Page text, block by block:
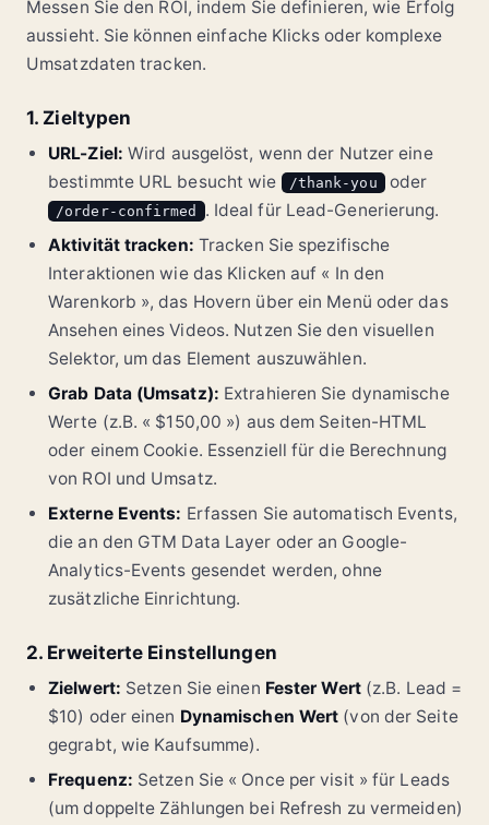
Messen Sie den ROI, indem Sie definieren, wie Erfolg
aussieht. Sie können einfache Klicks oder komplexe
Umsatzdaten tracken.
1. Zieltypen
URL-Ziel: Wird ausgelöst, wenn der Nutzer eine
bestimmte URL besucht wie
/thank-you oder
/order-confirmed
. Ideal für Lead-Generierung.
Aktivität tracken: Tracken Sie spezifische
Interaktionen wie das Klicken auf « In den
Warenkorb », das Hovern über ein Menü oder das
Ansehen eines Videos. Nutzen Sie den visuellen
Selektor, um das Element auszuwählen.
Grab Data (Umsatz): Extrahieren Sie dynamische
Werte (z.B. « $150,00 ») aus dem Seiten-HTML
oder einem Cookie. Essenziell für die Berechnung
von ROI und Umsatz.
Externe Events: Erfassen Sie automatisch Events,
die an den GTM Data Layer oder an Google-
Analytics-Events gesendet werden, ohne
zusätzliche Einrichtung.
2. Erweiterte Einstellungen
Zielwert: Setzen Sie einen Fester Wert(z.B. Lead =
$10) oder einen Dynamischen Wert (von der Seite
gegrabt, wie Kaufsumme).
Frequenz: Setzen Sie « Once per visit » für Leads
(um doppelte Zählungen bei Refresh zu vermeiden)